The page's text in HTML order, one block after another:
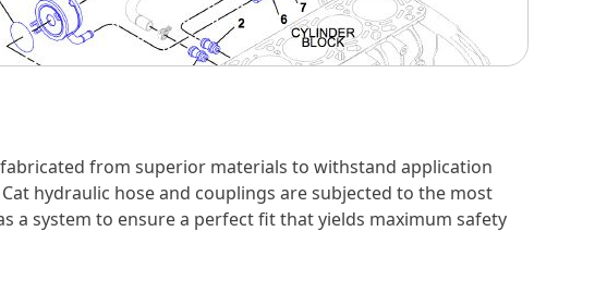
from superior materials to withstand application
hydraulic hose and couplings are subjected to the most
a system to ensure a perfect fit that yields maximum safety